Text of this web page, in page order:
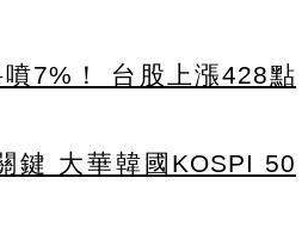
7%！ 台股上漲428點
鍵 大華韓國KOSPI 50